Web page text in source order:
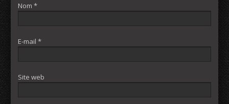
Nom *
E-mail *
Site web